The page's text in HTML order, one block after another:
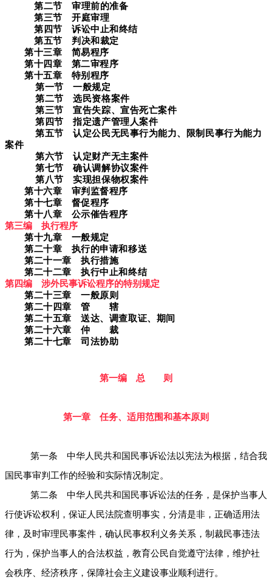
第二节 审理前的准备
第三节 开庭审理
第四节 诉讼中止和终结
第五节 判决和裁定
第十三章 简易程序
第十四章 第二审程序
第十五章 特别程序
第一节 一般规定
第二节 选民资格案件
第三节 宣告失踪、宣告死亡案件
第四节 指定遗产管理人案件
第五节 认定公民无民事行为能力、限制民事行为能力
案件
第六节 认定财产无主案件
第七节 确认调解协议案件
第八节 实现担保物权案件
第十六章 审判监督程序
第十七章 督促程序
第十八章 公示催告程序
第三编 执行程序
第十九章 一般规定
第二十章 执行的申请和移送
第二十一章 执行措施
第二十二章 执行中止和终结
第四编 涉外民事诉讼程序的特别规定
第二十三章 一般原则
第二十四章 管 辖
第二十五章 送达、调查取证、期间
第二十六章 仲 裁
第二十七章 司法协助
第一编 总 则
第一章 任务、适用范围和基本原则
第一条 中华人民共和国民事诉讼法以宪法为根据，结合我
国民事审判工作的经验和实际情况制定。
第二条 中华人民共和国民事诉讼法的任务，是保护当事人
行使诉讼权利，保证人民法院查明事实，分清是非，正确适用法
律，及时审理民事案件，确认民事权利义务关系，制裁民事违法
行为，保护当事人的合法权益，教育公民自觉遵守法律，维护社
会秩序、经济秩序，保障社会主义建设事业顺利进行。